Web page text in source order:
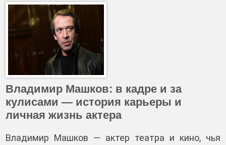
Владимир Машков: в кадре и за
кулисами — история карьеры и
личная жизнь актера
Владимир Машков — актер театра и кино, чья